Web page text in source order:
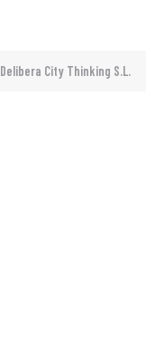
Delibera City Thinking S.L.